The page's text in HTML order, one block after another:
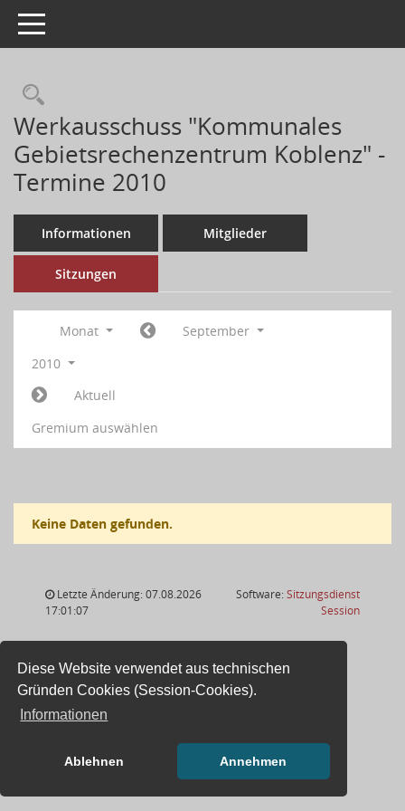
Diese Website verwendet aus technischen
Gründen Cookies (Session-Cookies).
Informationen
Ablehnen Annehmen
Toggle navigation
Werkausschuss "Kommunales
Gebietsrechenzentrum Koblenz" -
Termine 2010
Informationen Mitglieder
Sitzungen
Monat
September
2010
Aktuell
Gremium auswählen
Keine Daten gefunden.
Letzte Änderung: 07.08.2026
17:01:07
Software:Sitzungsdienst
Session(Wird in